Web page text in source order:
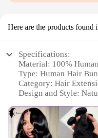
Here are the products found
Specifications:
Material: 100%
Type: Human Hair
Category: Hair
Design and Style:
Performance and
Quantity: Available in